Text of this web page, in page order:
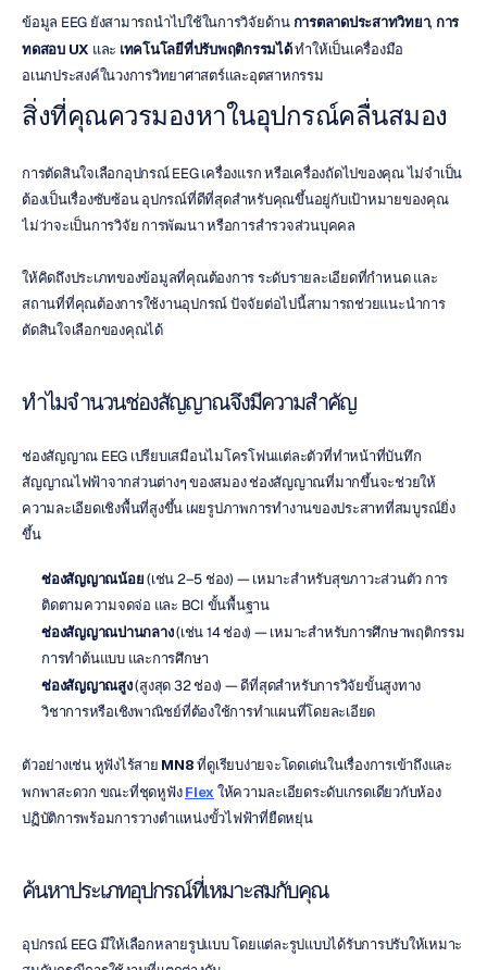
ข้อมูล EEG ยังสามารถนำไปใช้ในการวิจัยด้าน การตลาดประสาทวิทยา, การ
ทดสอบ UX และ เทคโนโลยีที่ปรับพฤติกรรมได้ ทำให้เป็นเครื่องมือ
อเนกประสงค์ในวงการวิทยาศาสตร์และอุตสาหกรรม
สิ่งที่คุณควรมองหาในอุปกรณ์คลื่นสมอง
การตัดสินใจเลือกอุปกรณ์ EEG เครื่องแรก หรือเครื่องถัดไปของคุณ ไม่จำเป็น
ต้องเป็นเรื่องซับซ้อน อุปกรณ์ที่ดีที่สุดสำหรับคุณขึ้นอยู่กับเป้าหมายของคุณ
ไม่ว่าจะเป็นการวิจัย การพัฒนา หรือการสำรวจส่วนบุคคล
ให้คิดถึงประเภทของข้อมูลที่คุณต้องการ ระดับรายละเอียดที่กำหนด และ
สถานที่ที่คุณต้องการใช้งานอุปกรณ์ ปัจจัยต่อไปนี้สามารถช่วยแนะนำการ
ตัดสินใจเลือกของคุณได้
ทำไมจำนวนช่องสัญญาณจึงมีความสำคัญ
ช่องสัญญาณ EEG เปรียบเสมือนไมโครโฟนแต่ละตัวที่ทำหน้าที่บันทึก
สัญญาณไฟฟ้าจากส่วนต่างๆ ของสมอง ช่องสัญญาณที่มากขึ้นจะช่วยให้
ความละเอียดเชิงพื้นที่สูงขึ้น เผยรูปภาพการทำงานของประสาทที่สมบูรณ์ยิ่ง
ขึ้น
ช่องสัญญาณน้อย (เช่น 2–5 ช่อง) — เหมาะสำหรับสุขภาวะส่วนตัว การ
ติดตามความจดจ่อ และ BCI ขั้นพื้นฐาน
ช่องสัญญาณปานกลาง (เช่น 14 ช่อง) — เหมาะสำหรับการศึกษาพฤติกรรม
การทำต้นแบบ และการศึกษา
ช่องสัญญาณสูง (สูงสุด 32 ช่อง) — ดีที่สุดสำหรับการวิจัยขั้นสูงทาง
วิชาการหรือเชิงพาณิชย์ที่ต้องใช้การทำแผนที่โดยละเอียด
ตัวอย่างเช่น หูฟังไร้สาย MN8 ที่ดูเรียบง่ายจะโดดเด่นในเรื่องการเข้าถึงและ
พกพาสะดวก ขณะที่ชุดหูฟัง Flex ให้ความละเอียดระดับเกรดเดียวกับห้อง
ปฏิบัติการพร้อมการวางตำแหน่งขั้วไฟฟ้าที่ยืดหยุ่น
ค้นหาประเภทอุปกรณ์ที่เหมาะสมกับคุณ
อุปกรณ์ EEG มีให้เลือกหลายรูปแบบ โดยแต่ละรูปแบบได้รับการปรับให้เหมาะ